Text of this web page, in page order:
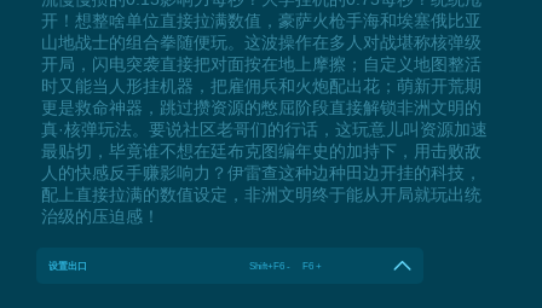
开！想整啥单位直接拉满数值，豪萨火枪手海和埃塞俄比亚
山地战士的组合拳随便玩。这波操作在多人对战堪称核弹级
开局，闪电突袭直接把对面按在地上摩擦；自定义地图整活
时又能当人形挂机器，把雇佣兵和火炮配出花；萌新开荒期
更是救命神器，跳过攒资源的憋屈阶段直接解锁非洲文明的
真·核弹玩法。要说社区老哥们的行话，这玩意儿叫资源加速
最贴切，毕竟谁不想在廷布克图编年史的加持下，用击败敌
人的快感反手赚影响力？伊雷查这种边种田边开挂的科技，
配上直接拉满的数值设定，非洲文明终于能从开局就玩出统
治级的压迫感！
设置出口 Shift+F6 - F6 +